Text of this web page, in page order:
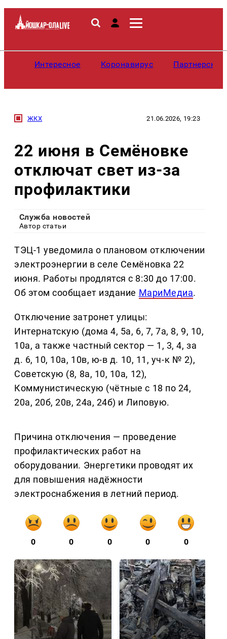
Интересное Коронавирус
ЖКХ 21.06.2026, 19:23
22 июня в Семёновке
отключат свет из-за
профилактики
Служба новостей
Автор статьи
ТЭЦ-1 уведомила о плановом отключении
электроэнергии в селе Семёновка 22
июня. Работы продлятся с 8:30 до 17:00.
Об этом сообщает издание МариМедиа.
Отключение затронет улицы:
Интернатскую (дома 4, 5а, 6, 7, 7а, 8, 9, 10,
10а, а также частный сектор — 1, 3, 4, за
д. 6, 10, 10а, 10в, ю-в д. 10, 11, уч-к № 2),
Советскую (8, 8а, 10, 10а, 12),
Коммунистическую (чётные с 18 по 24,
20а, 20б, 20в, 24а, 24б) и Липовую.
Причина отключения — проведение
профилактических работ на
оборудовании. Энергетики проводят их
для повышения надёжности
электроснабжения в летний период.
0 0 0 0 0